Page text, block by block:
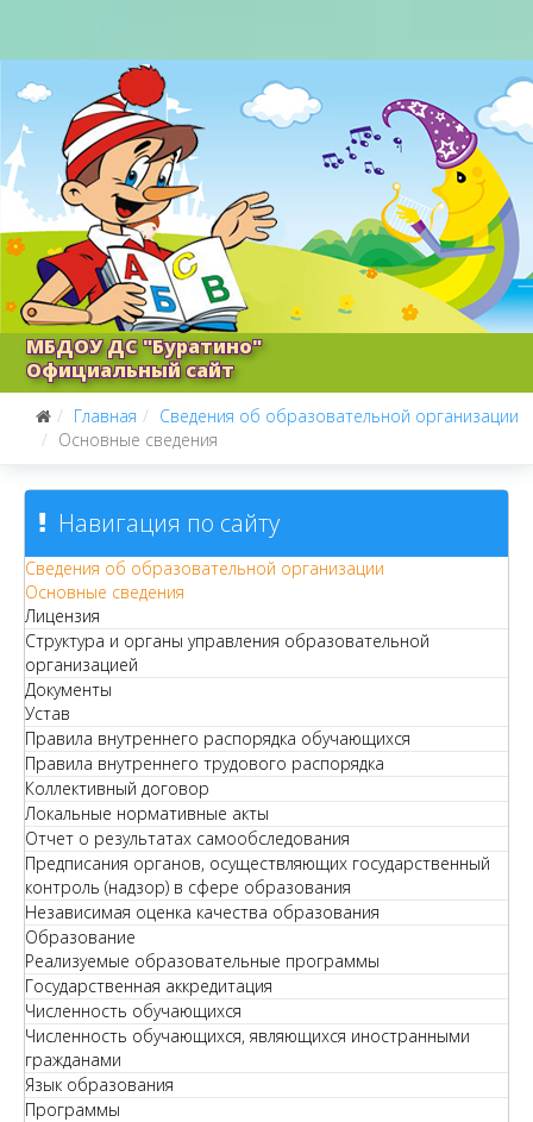
МБДОУ ДС "Буратино"
Официальный сайт
Главная
Сведения об образовательной организации
Основные сведения
Навигация по сайту
Сведения об образовательной организации
Основные сведения
Лицензия
Структура и органы управления образовательной
организацией
Документы
Устав
Правила внутреннего распорядка обучающихся
Правила внутреннего трудового распорядка
Коллективный договор
Локальные нормативные акты
Отчет о результатах самообследования
Предписания органов, осуществляющих государственный
контроль (надзор) в сфере образования
Независимая оценка качества образования
Образование
Реализуемые образовательные программы
Государственная аккредитация
Численность обучающихся
Численность обучающихся, являющихся иностранными
гражданами
Язык образования
Программы